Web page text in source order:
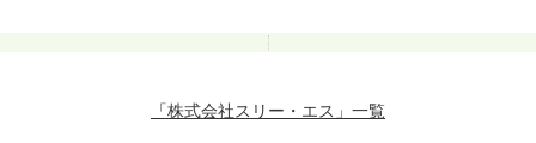
「株式会社スリー・エス」